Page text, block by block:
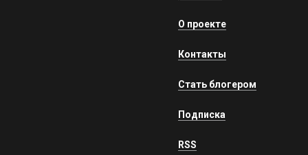
О проекте
Контакты
Стать блогером
Подписка
RSS